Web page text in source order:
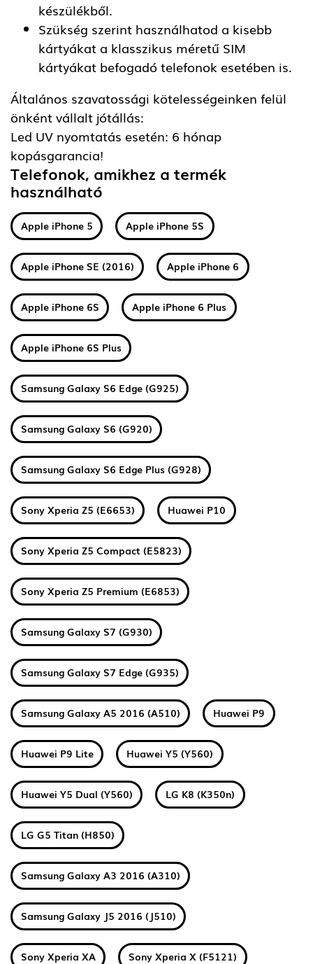
készülékből.
Szükség szerint használhatod a kisebb
kártyákat a klasszikus méretű SIM
kártyákat befogadó telefonok esetében is.
Általános szavatossági kötelességeinken felül
önként vállalt jótállás:
Led UV nyomtatás esetén: 6 hónap
kopásgarancia!
Telefonok, amikhez a termék
használható
Apple iPhone 5 Apple iPhone 5S
Apple iPhone SE (2016) Apple iPhone 6
Apple iPhone 6S Apple iPhone 6 Plus
Apple iPhone 6S Plus
Samsung Galaxy S6 Edge (G925)
Samsung Galaxy S6 (G920)
Samsung Galaxy S6 Edge Plus (G928)
Sony Xperia Z5 (E6653) Huawei P10
Sony Xperia Z5 Compact (E5823)
Sony Xperia Z5 Premium (E6853)
Samsung Galaxy S7 (G930)
Samsung Galaxy S7 Edge (G935)
Samsung Galaxy A5 2016 (A510) Huawei P9
Huawei P9 Lite Huawei Y5 (Y560)
Huawei Y5 Dual (Y560) LG K8 (K350n)
LG G5 Titan (H850)
Samsung Galaxy A3 2016 (A310)
Samsung Galaxy J5 2016 (J510)
Sony Xperia XA Sony Xperia X (F5121)